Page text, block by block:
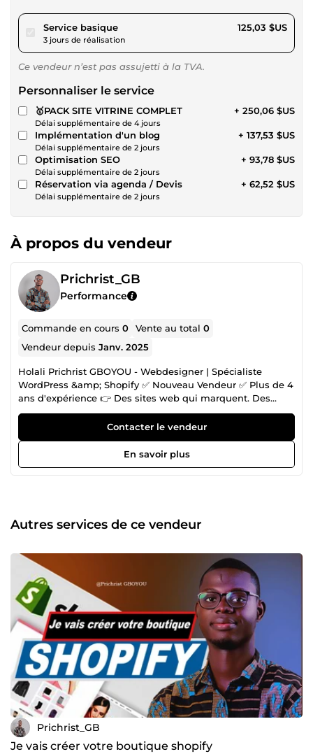
Service basiquepour 115,23 $US
3 jours de réalisation
125,03 $US
Ce vendeur n’est pas assujetti à la TVA.
Personnaliser le service
🥇PACK SITE VITRINE COMPLET
Délai supplémentaire de 4 jours
+ 250,06 $US
Implémentation d'un blog
Délai supplémentaire de 2 jours
+ 137,53 $US
Optimisation SEO
Délai supplémentaire de 2 jours
+ 93,78 $US
Réservation via agenda / Devis
Délai supplémentaire de 2 jours
+ 62,52 $US
À propos du vendeur
Prichrist_GB
Performance
Commande en cours0 Vente au total0
Vendeur depuisJanv. 2025
Holali Prichrist GBOYOU - Webdesigner | Spécialiste
WordPress &amp; Shopify ✅ Nouveau Vendeur ✅ Plus de 4
ans d'expérience 👉 Des sites web qui marquent. Des
boutiques qui vendent. Avec une expérience de 4 ans, je
conçois des solutions sur mesure pour entrepreneurs et
marques en quête de résultats. Mes services pour des sites
web et boutiques Shopify qui cartonnent : 🎯 Création de
sites web sur mesure ✅ Sites vitrines modernes et
performants, parfaits sur tous les écrans. ✨Pourquoi me
faire confiance ? Une expertise dédiée pour un résultat à la
et adaptées à vos besoins. Un accompagnement sur
mesure, parce que chaque projet est unique.
Contacter le vendeur
En savoir plus
Autres services de ce vendeur
Prichrist_GB
Je vais créer votre boutique shopify